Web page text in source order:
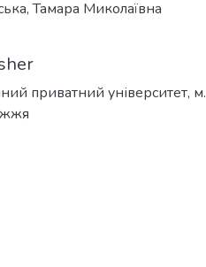
Тамара Миколаївна
приватний університет, м.